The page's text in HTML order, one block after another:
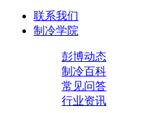
联系我们
制冷学院
彭博动态
制冷百科
常见问答
行业资讯